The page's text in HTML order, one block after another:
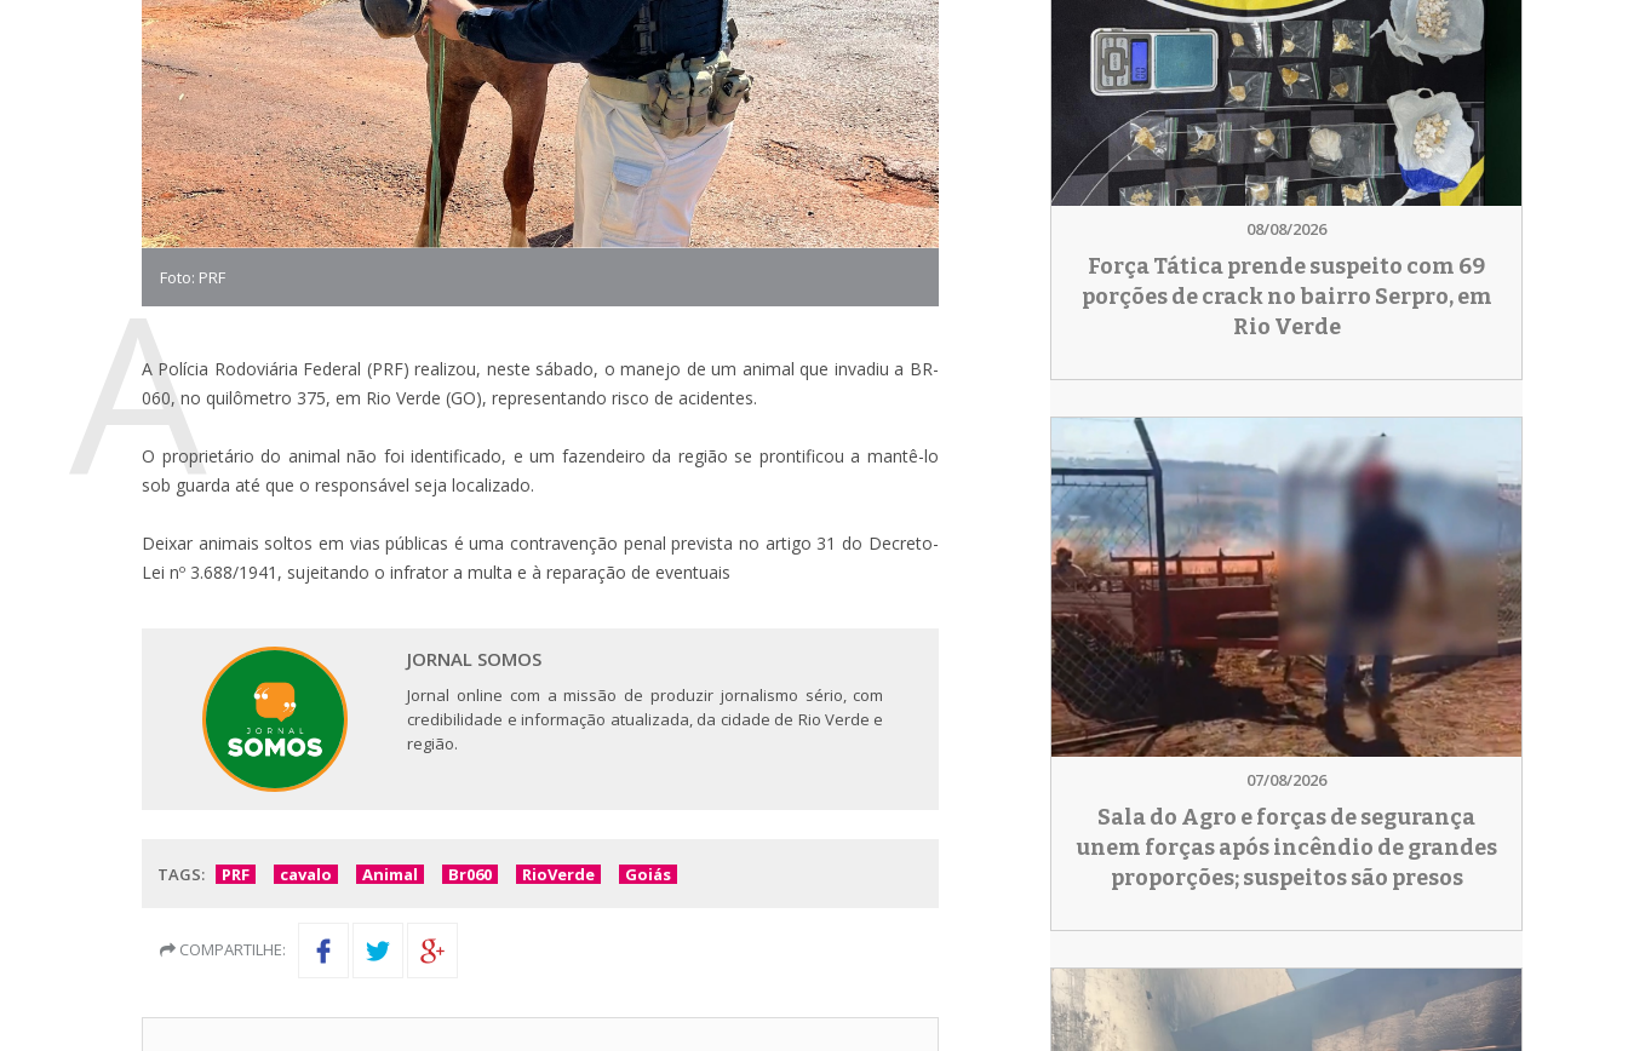
Foto: PRF
A
A Polícia Rodoviária Federal (PRF) realizou, neste sábado, o manejo de um animal que invadiu a BR-
060, no quilômetro 375, em Rio Verde (GO), representando risco de acidentes.
O proprietário do animal não foi identificado, e um fazendeiro da região se prontificou a mantê-lo
sob guarda até que o responsável seja localizado.
Deixar animais soltos em vias públicas é uma contravenção penal prevista no artigo 31 do Decreto-
Lei nº 3.688/1941, sujeitando o infrator a multa e à reparação de eventuais
JORNAL SOMOS
Jornal online com a missão de produzir jornalismo sério, com
credibilidade e informação atualizada, da cidade de Rio Verde e
região.
TAGS: PRF cavalo Animal Br060 RioVerde Goiás
COMPARTILHE:
08/08/2026
Força Tática prende suspeito com 69
porções de crack no bairro Serpro, em
Rio Verde
07/08/2026
Sala do Agro e forças de segurança
unem forças após incêndio de grandes
proporções; suspeitos são presos